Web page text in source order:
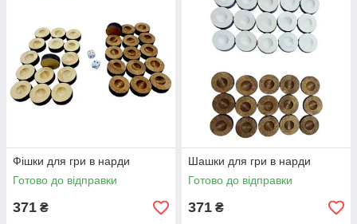
Фішки для гри в нарди
Готово до відправки
371 ₴
Шашки для гри в нарди
Готово до відправки
371 ₴